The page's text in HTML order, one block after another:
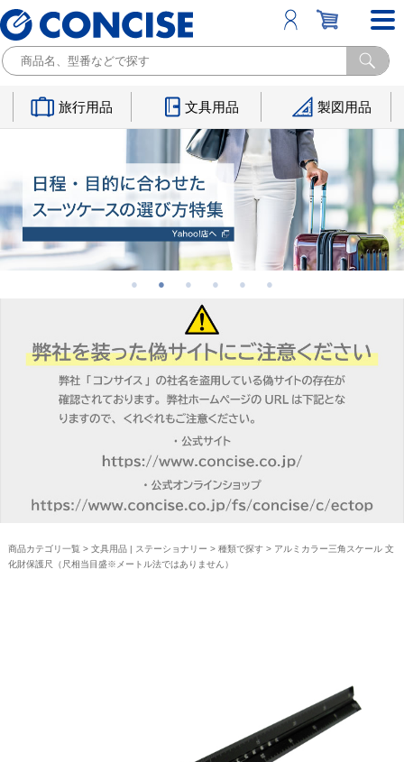
旅行用品 文具用品 製図用品
商品カテゴリ一覧 > 文具用品 | ステーショナリー > 種類で探す> アルミカラー三角スケール 文
化財保護尺（尺相当目盛※メートル法ではありません）